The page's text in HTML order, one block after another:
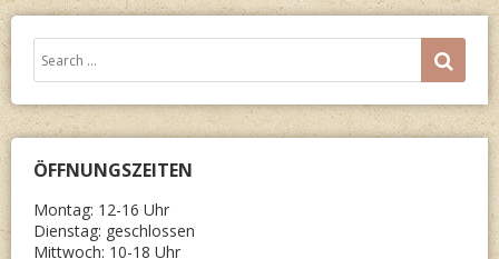
Search
for:
ÖFFNUNGSZEITEN
Montag: 12-16 Uhr
Dienstag: geschlossen
Mittwoch: 10-18 Uhr